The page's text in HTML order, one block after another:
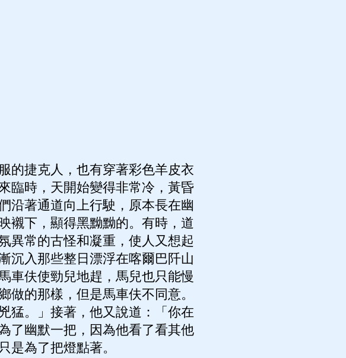
的捷克人，也有穿著彩色羊皮衣
臨時，天開始變得非常冷，黃昏
沿著通道向上行駛，原本長在幽
襯下，顯得黑黝黝的。有時，道
異常的古怪和凝重，使人又想起
沉入那些整日漂浮在喀爾巴阡山
車伕使勁兒地趕，馬兒也只能慢
的那樣，但是馬車伕不同意。
猛。」接著，他又說道：「你在
了幽默一把，因為他看了看其他
是為了把燈點著。